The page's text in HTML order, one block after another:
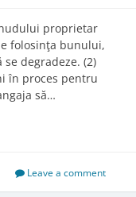
proprietar
folosinţa bunului,
degradeze. (2)
în proces pentru
să…
Leave a comment